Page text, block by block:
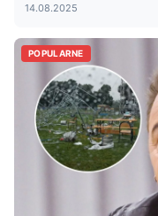
14.08.2025
POPULARNE